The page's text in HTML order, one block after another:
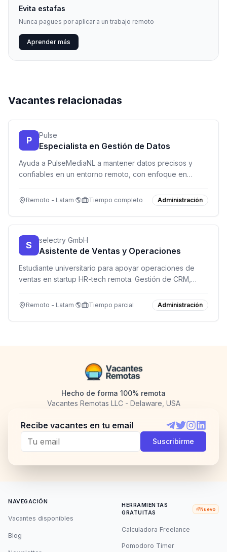
Evita estafas
Nunca pagues por aplicar a un trabajo remoto
Aprender más
Vacantes relacionadas
P Pulse
Especialista en Gestión de Datos
Ayuda a PulseMediaNL a mantener datos precisos y
confiables en un entorno remoto, con enfoque en
Remoto - Latam 🌎 Tiempo completo Administración
S selectry GmbH
Asistente de Ventas y Operaciones
Estudiante universitario para apoyar operaciones de
ventas en startup HR-tech remota. Gestión de CRM,
organizados y trabaja de forma independiente.
Remoto - Latam 🌎 Tiempo parcial Administración
Hecho de forma 100% remota
Vacantes Remotas LLC - Delaware, USA
Recibe vacantes en tu email
Telegram
TwitterInstagram
Suscribirme
NAVEGACIÓN
Vacantes disponibles
Blog
HERRAMIENTAS
GRATUITAS
Nuevo
Calculadora Freelance
Pomodoro Timer